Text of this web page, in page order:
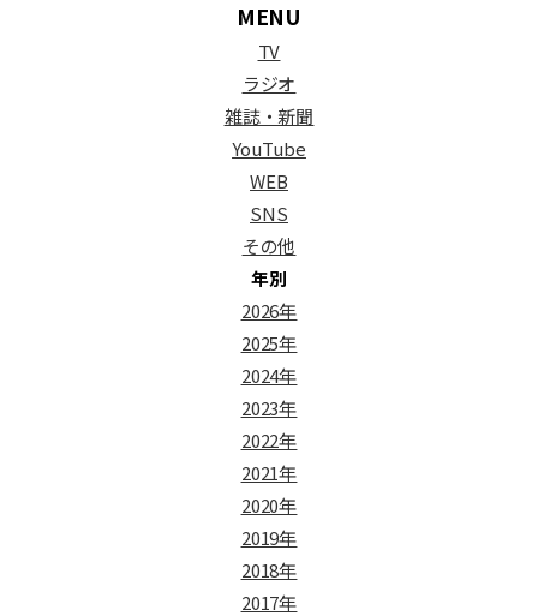
MENU
TV
ラジオ
雑誌・新聞
YouTube
WEB
SNS
その他
年別
2026年
2025年
2024年
2023年
2022年
2021年
2020年
2019年
2018年
2017年